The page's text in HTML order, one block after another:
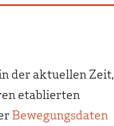
der aktuellen Zeit,
etablierten
Bewegungsdaten